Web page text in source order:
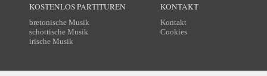
KOSTENLOS PARTITUREN
bretonische Musik
schottische Musik
irische Musik
KONTAKT
Kontakt
Cookies